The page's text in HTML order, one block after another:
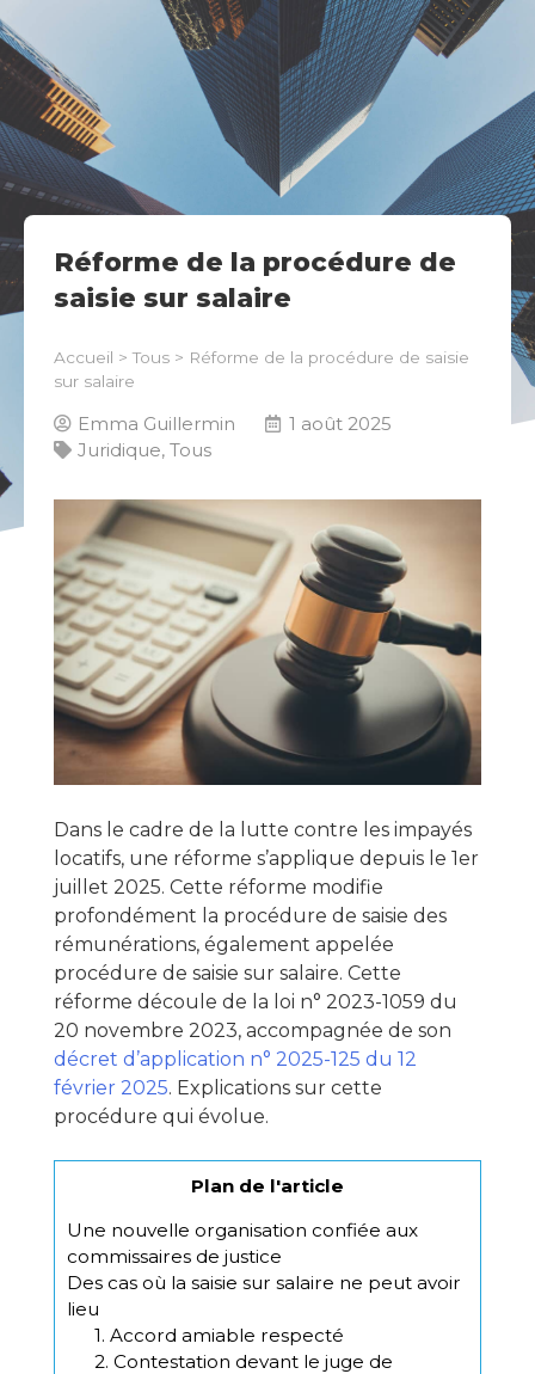
Réforme de la procédure de
saisie sur salaire
Accueil >Tous > Réforme de la procédure de saisie
sur salaire
Emma Guillermin
1 août 2025
Juridique, Tous
Dans le cadre de la lutte contre les impayés
locatifs, une réforme s’applique depuis le 1er
juillet 2025. Cette réforme modifie
profondément la procédure de saisie des
rémunérations, également appelée
procédure de saisie sur salaire. Cette
réforme découle de la loi n° 2023-1059 du
20 novembre 2023, accompagnée de son
décret d’application n° 2025-125 du 12
février 2025. Explications sur cette
procédure qui évolue.
Plan de l'article
Une nouvelle organisation confiée aux
commissaires de justice
Des cas où la saisie sur salaire ne peut avoir
lieu
1. Accord amiable respecté
2. Contestation devant le juge de